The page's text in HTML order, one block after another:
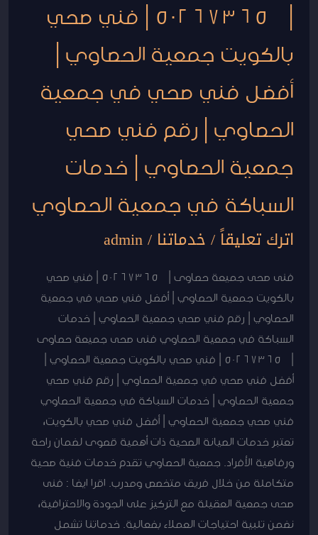
| 50267365 | فني صحي
بالكويت جمعية الحصاوي |
أفضل فني صحي في جمعية
الحصاوي | رقم فني صحي
جمعية الحصاوي | خدمات
السباكة في جمعية الحصاوي
اترك تعليقاً/خدماتنا /
admin
فنى صحى جميعة حصاوى | 50267365 | فني صحي
بالكويت جمعية الحصاوي | أفضل فني صحي في جمعية
الحصاوي | رقم فني صحي جمعية الحصاوي | خدمات
السباكة في جمعية الحصاوي فنى صحى جميعة حصاوى
| 50267365 | فني صحي بالكويت جمعية الحصاوي |
أفضل فني صحي في جمعية الحصاوي | رقم فني صحي
جمعية الحصاوي | خدمات السباكة في جمعية الحصاوي
فني صحي جمعية الحصاوي | أفضل فني صحي بالكويت،
تعتبر خدمات الصيانة الصحية ذات أهمية قصوى لضمان راحة
ورفاهية الأفراد. جمعية الحصاوي تقدم خدمات فنية صحية
متكاملة من خلال فريق متخصص ومدرب. اقرا ايضا : فنى
صحى جمعية العقيلة مع التركيز على الجودة والاحترافية،
نضمن تلبية احتياجات العملاء بفعالية. خدماتنا تشمل
فني
صحي
في
جمعية
الحصاوي
رقم
فني
جمعية
|
خدمات
السباكة
في
جمعية
الحصاوي